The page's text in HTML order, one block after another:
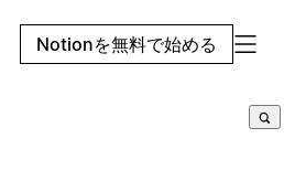
Notionを無料で始める